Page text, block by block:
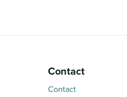
Contact
Contact